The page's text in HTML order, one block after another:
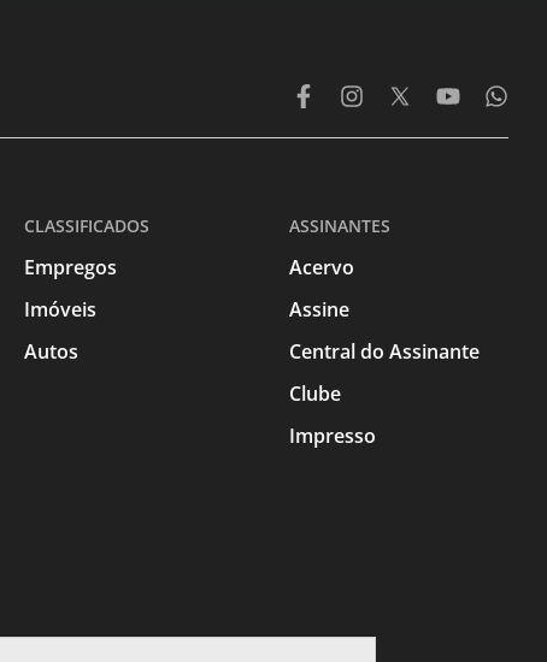
CLASSIFICADOS
Empregos
Imóveis
Autos
ASSINANTES
Acervo
Assine
Central do Assinante
Clube
Impresso